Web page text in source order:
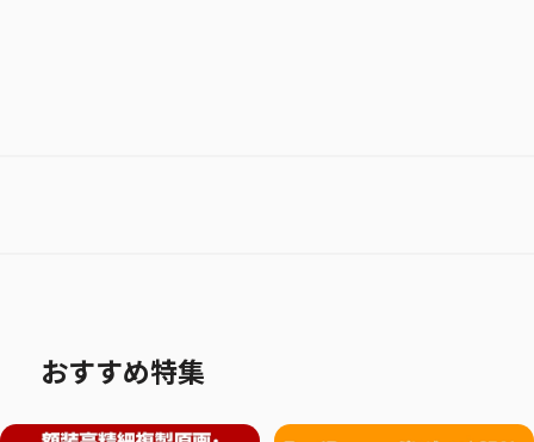
おすすめ特集